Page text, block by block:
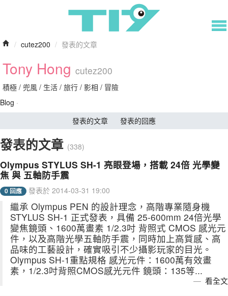
/ cutez200 / 發表的文章
Tony Hong cutez200
積極 / 兜風 / 生活 / 旅行 / 影相 / 冒險
Blog ·
發表的文章
發表的回應
發表的文章 (338)
Olympus STYLUS SH-1 亮眼登場，搭載 24倍 光學變
焦 與 五軸防手震
0 回應 發表於 2014-03-31 19:00
繼承 Olympus PEN 的設計理念，高階專業隨身機
STYLUS SH-1 正式發表，具備 25-600mm 24倍光學
變焦鏡頭、1600萬畫素 1/2.3吋 背照式 CMOS 感光元
件，以及高階光學五軸防手震，同時加上高質感、高
品味的工藝設計，確實吸引不少攝影玩家的目光。
Olympus SH-1重點規格 感光元件：1600萬有效畫
素，1/2.3吋背照CMOS感光元件 鏡頭：135等...
看全文